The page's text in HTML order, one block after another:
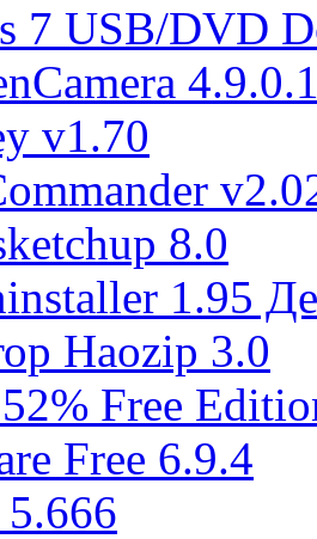
7 USB/DVD
v1.70
8.0
1.95
Haozip 3.0
Free
Free 6.9.4